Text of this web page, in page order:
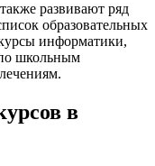
развивают ряд
образовательных
информатики,
школьным
в